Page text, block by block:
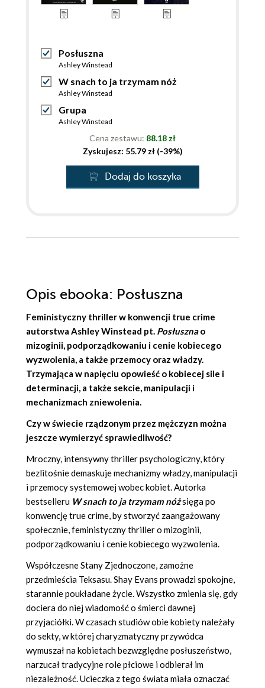
Posłuszna
Ashley Winstead
W snach to ja trzymam nóż
Ashley Winstead
Grupa
Ashley Winstead
Cena zestawu: 88.18 zł
Zyskujesz: 55.79 zł (-39%)
Dodaj do koszyka
Opis ebooka: Posłuszna
Feministyczny thriller w konwencji true crime
autorstwa Ashley Winstead pt. Posłusznao
mizoginii, podporządkowaniu i cenie kobiecego
wyzwolenia, a także przemocy oraz władzy.
Trzymająca w napięciu opowieść o kobiecej sile i
determinacji, a także sekcie, manipulacji i
mechanizmach zniewolenia.
Czy w świecie rządzonym przez mężczyzn można
jeszcze wymierzyć sprawiedliwość?
Mroczny, intensywny thriller psychologiczny, który
bezlitośnie demaskuje mechanizmy władzy, manipulacji
i przemocy systemowej wobec kobiet. Autorka
bestselleru W snach to ja trzymam nóżsięga po
konwencję true crime, by stworzyć zaangażowany
społecznie, feministyczny thriller o mizoginii,
podporządkowaniu i cenie kobiecego wyzwolenia.
Współczesne Stany Zjednoczone, zamożne
przedmieścia Teksasu. Shay Evans prowadzi spokojne,
starannie poukładane życie. Wszystko zmienia się, gdy
dociera do niej wiadomość o śmierci dawnej
przyjaciółki. W czasach studiów obie kobiety należały
do sekty, w której charyzmatyczny przywódca
wymuszał na kobietach bezwzględne posłuszeństwo,
narzucał tradycyjne role płciowe i odbierał im
niezależność. Ucieczka z tego świata miała oznaczać